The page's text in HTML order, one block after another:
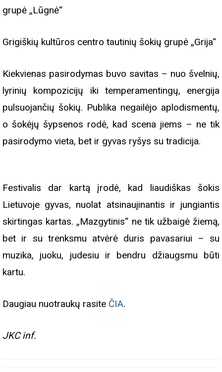
grupė „Lūgnė“
Grigiškių kultūros centro tautinių šokių grupė „Grija“
Kiekvienas pasirodymas buvo savitas – nuo švelnių,
lyrinių kompozicijų iki temperamentingų, energija
pulsuojančių šokių. Publika negailėjo aplodismentų,
o šokėjų šypsenos rodė, kad scena jiems – ne tik
pasirodymo vieta, bet ir gyvas ryšys su tradicija.
Festivalis dar kartą įrodė, kad liaudiškas šokis
Lietuvoje gyvas, nuolat atsinaujinantis ir jungiantis
skirtingas kartas. „Mazgytinis“ ne tik užbaigė žiemą,
bet ir su trenksmu atvėrė duris pavasariui – su
muzika, juoku, judesiu ir bendru džiaugsmu būti
kartu.
Daugiau nuotraukų rasite ČIA.
JKC inf.